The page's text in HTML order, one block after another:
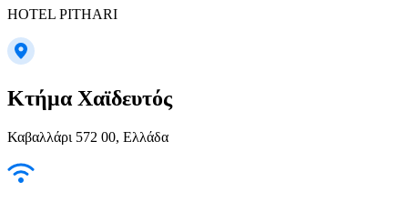
HOTEL PITHARI
Κτήμα Χαϊδευτός
Καβαλλάρι 572 00, Ελλάδα